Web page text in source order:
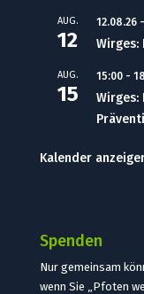
AUG.
12
12.08.26-
Wirges:
AUG.
15
15:00-
Kalender
Spenden
Nur gemeinsam
wenn Sie „Pfoten